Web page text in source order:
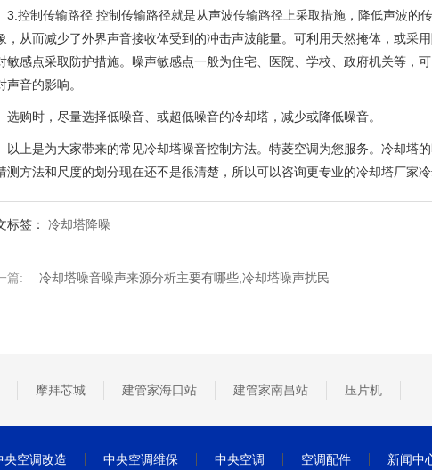
制传输路径 控制传输路径就是从声波传输路径上采取措施，降低声波的
，从而减少了外界声音接收体受到的冲击声波能量。可利用天然掩体，或采
敏感点采取防护措施。噪声敏感点一般为住宅、医院、学校、政府机关等，
声音的影响。
时，尽量选择低噪音、或超低噪音的冷却塔，减少或降低噪音。
是为大家带来的常见冷却塔噪音控制方法。特菱空调为您服务。冷却塔
测方法和尺度的划分现在还不是很清楚，所以可以咨询更专业的冷却塔厂家
标签： 冷却塔降噪
篇: 冷却塔噪音噪声来源分析主要有哪些,冷却塔噪声扰民
摩拜芯城 建管家海口站 建管家南昌站 压片机
央空调改造 中央空调维保 中央空调 空调配件 新闻中